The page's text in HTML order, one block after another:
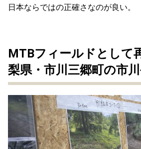
日本ならではの正確さなのが良い。
MTBフィールドとして
梨県・市川三郷町の市